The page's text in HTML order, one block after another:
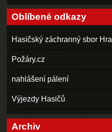
Oblíbené odkazy
Hasičský záchranný sbor
Požáry.cz
nahlášení pálení
Výjezdy Hasičů
Archiv